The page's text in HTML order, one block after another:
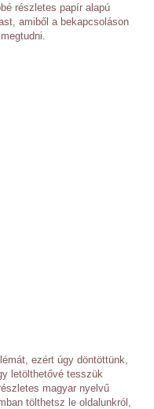
részletes papír alapú
amiből a bekapcsoláson
ezért úgy döntöttünk,
letölthetővé tesszük
magyar nyelvű
tölthetsz le oldalunkról,